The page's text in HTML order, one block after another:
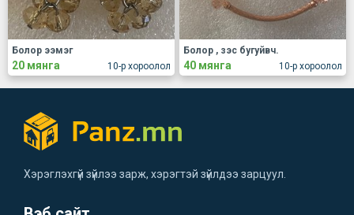
10-р хороолол
Болор ээмэг
20 мянга 10-р хороолол
Болор , зэс бугуйвч.
40 мянга
Хэрэглэхгүй зүйлээ зарж, хэрэгтэй зүйлдээ зарцуул.